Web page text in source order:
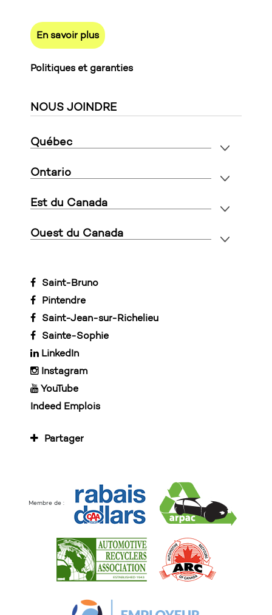
En savoir plus
Politiques et garanties
NOUS JOINDRE
Québec
Ontario
Est du Canada
Ouest du Canada
Saint-Bruno
Pintendre
Saint-Jean-sur-Richelieu
Sainte-Sophie
LinkedIn
Instagram
YouTube
Indeed Emplois
Partager
Membre de :